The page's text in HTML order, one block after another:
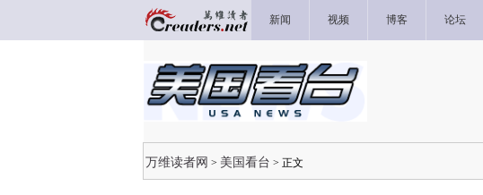
新闻 视频 博客 论坛
万维读者网 > 美国看台 > 正文